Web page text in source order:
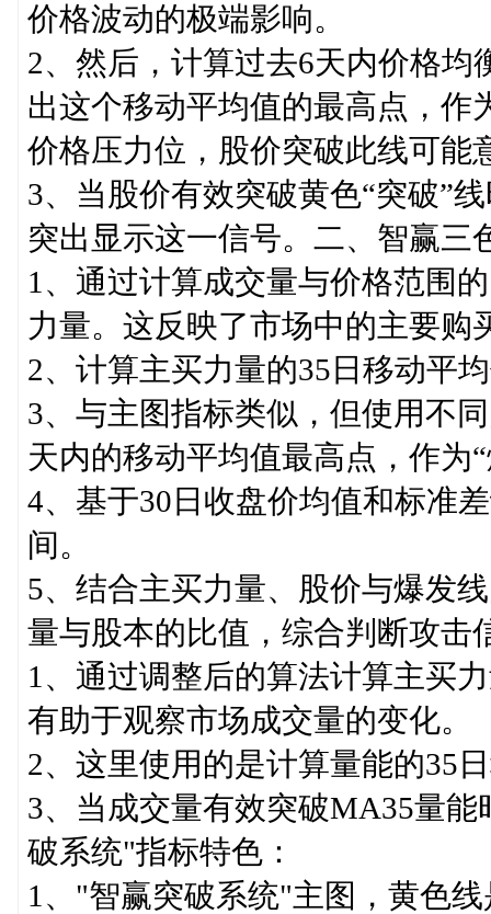
价格波动的极端影响。
2、然后，计算过去6天内价格
出这个移动平均值的最高点，作
价格压力位，股价突破此线可能
3、当股价有效突破黄色“突破”
突出显示这一信号。二、智赢三
1、通过计算成交量与价格范围
力量。这反映了市场中的主要购
2、计算主买力量的35日移动平
3、与主图指标类似，但使用不
天内的移动平均值最高点，作为
4、基于30日收盘价均值和标准
间。
5、结合主买力量、股价与爆发
量与股本的比值，综合判断攻击
1、通过调整后的算法计算主买
有助于观察市场成交量的变化。
2、这里使用的是计算量能的35
3、当成交量有效突破MA35量
破系统"指标特色：
1、"智赢突破系统"主图，黄色